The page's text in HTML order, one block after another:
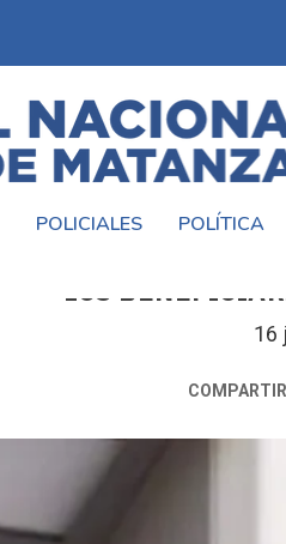
POLICIALES POLÍTICA
LOS
16